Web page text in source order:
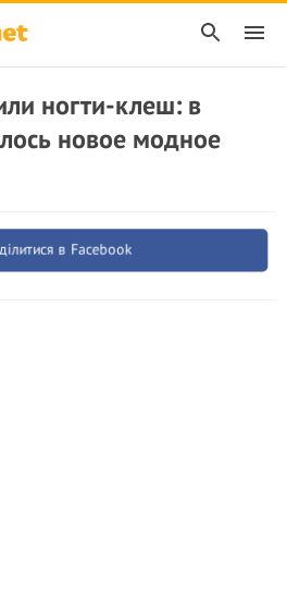
ногти-клеш: в
новое модное
в Facebook